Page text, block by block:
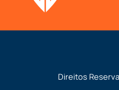
Direitos